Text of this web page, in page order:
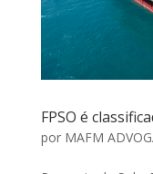
FPSO é
por MAFM